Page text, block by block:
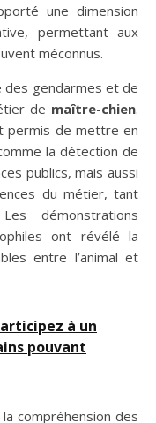
une dimension
permettant aux
méconnus.
des gendarmes et de
de maître-chien.
permis de mettre en
la détection de
publics, mais aussi
du métier, tant
démonstrations
ont révélé la
entre l’animal et
à un
pouvant
compréhension des